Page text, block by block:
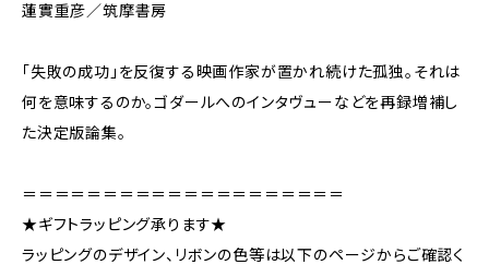
蓮實重彦／筑摩書房
「失敗の成功」を反復する映画作家が置かれ続けた孤独。それは
何を意味するのか。ゴダールへのインタヴューなどを再録増補し
た決定版論集。
＝＝＝＝＝＝＝＝＝＝＝＝＝＝＝＝＝＝＝＝
★ギフトラッピング承ります★
ラッピングのデザイン、リボンの色等は以下のページからご確認く